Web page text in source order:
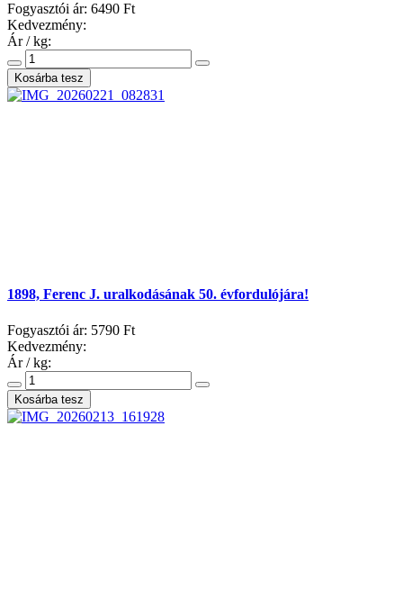
Fogyasztói ár: 6490 Ft
Kedvezmény:
Ár / kg:
1898, Ferenc J. uralkodásának 50. évfordulójára!
Fogyasztói ár: 5790 Ft
Kedvezmény:
Ár / kg: